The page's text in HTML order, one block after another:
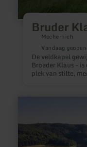
Bruder
Mechernich
Vandaag
De veldkapel
Broeder Klaus -
plek van stilte,
Ferschweiler